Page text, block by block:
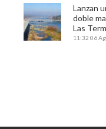
Lanzan
doble
Las
11:32 06